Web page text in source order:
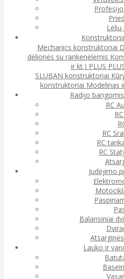
Lėlių
Mechanics konstruktoriai
dėlionės su rankenėlėmis
ir kt.) PLUS
SLUBAN konstruktoriai
konstruktoriai Modelinas
Radijo
RC
RC
RC
RC
Judėjimo
Balansiniai
Lauko ir